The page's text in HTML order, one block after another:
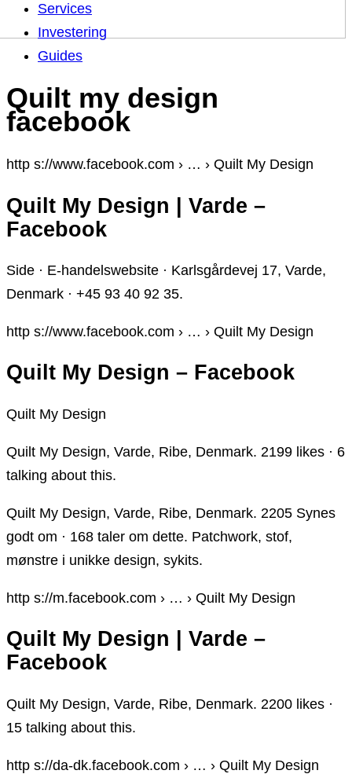
Services
Investering
Guides
Quilt my design
facebook
http s://www.facebook.com › … › Quilt My Design
Quilt My Design | Varde –
Facebook
Side · E-handelswebsite · Karlsgårdevej 17, Varde,
Denmark · +45 93 40 92 35.
http s://www.facebook.com › … › Quilt My Design
Quilt My Design – Facebook
Quilt My Design
Quilt My Design, Varde, Ribe, Denmark. 2199 likes · 6
talking about this.
Quilt My Design, Varde, Ribe, Denmark. 2205 Synes
godt om · 168 taler om dette. Patchwork, stof,
mønstre i unikke design, sykits.
http s://m.facebook.com › … › Quilt My Design
Quilt My Design | Varde –
Facebook
Quilt My Design, Varde, Ribe, Denmark. 2200 likes ·
15 talking about this.
http s://da-dk.facebook.com › … › Quilt My Design